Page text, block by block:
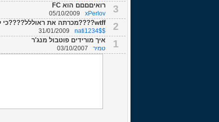
3 רואיםםםם הוא FC
xPerlov
05/10/2009
2 wtff????מכרתה את ראוללל????כי לא רואים אותו בסגל
nati1234$$
31/01/2009
1 איך מורידים פוטבול מנג'ר
טמיר 03/10/2007